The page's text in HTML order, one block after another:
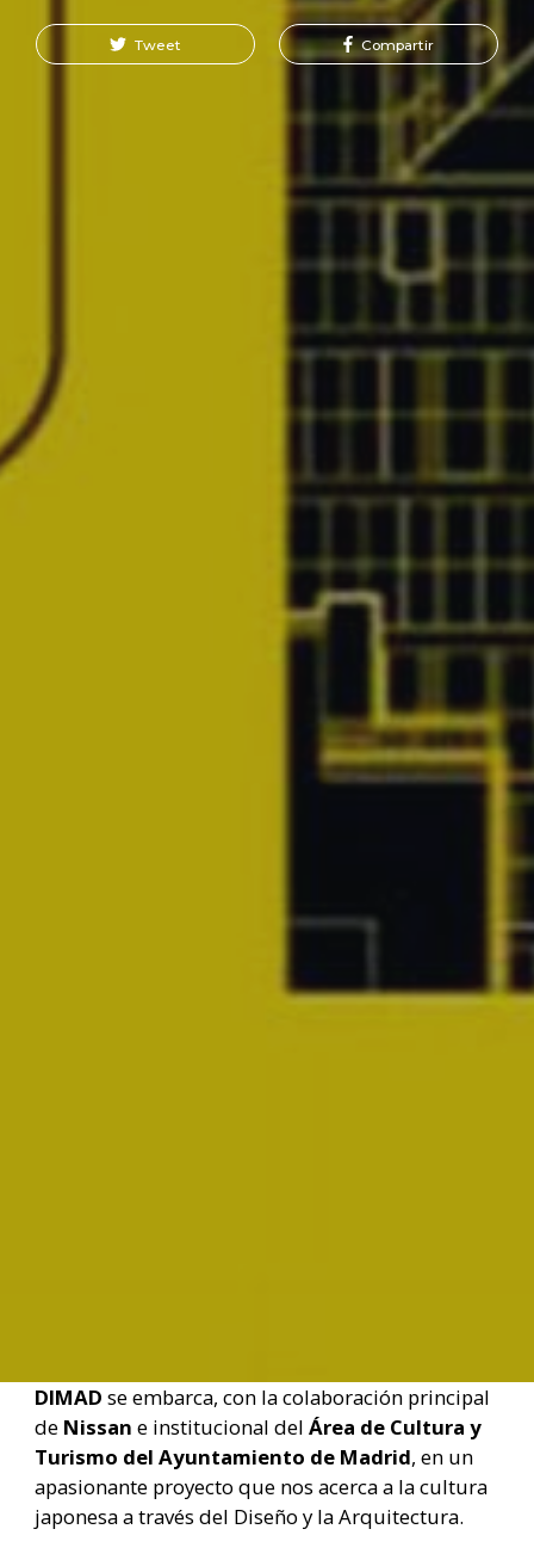
Tweet Compartir
DIMAD se embarca, con la colaboración principal
de Nissan e institucional del Área de Cultura y
Turismo del Ayuntamiento de Madrid, en un
apasionante proyecto que nos acerca a la cultura
japonesa a través del Diseño y la Arquitectura.